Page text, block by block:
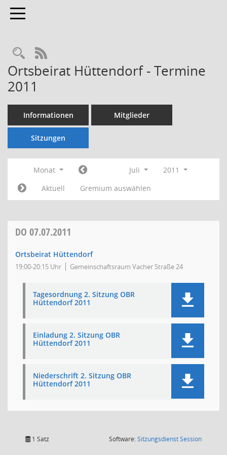
Toggle navigation
Rechercheauswahl
RSS-Feed
Ortsbeirat Hüttendorf - Termine
2011
Informationen Mitglieder
Sitzungen
Monat Juli
2011
Aktuell
Gremium auswählen
DO 07.07.2011
Ortsbeirat Hüttendorf
19:00-20:15 Uhr Gemeinschaftsraum Vacher Straße 24
Tagesordnung 2. Sitzung OBR
Hüttendorf 2011
Einladung 2. Sitzung OBR
Hüttendorf 2011
Niederschrift 2. Sitzung OBR
Hüttendorf 2011
1 Satz Software:SitzungsdienstSession(Wird in